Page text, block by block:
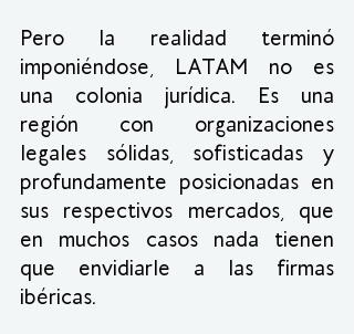
Pero la realidad terminó
imponiéndose, LATAM no es
una colonia jurídica. Es una
región con organizaciones
legales sólidas, sofisticadas y
profundamente posicionadas en
sus respectivos mercados, que
en muchos casos nada tienen
que envidiarle a las firmas
ibéricas.